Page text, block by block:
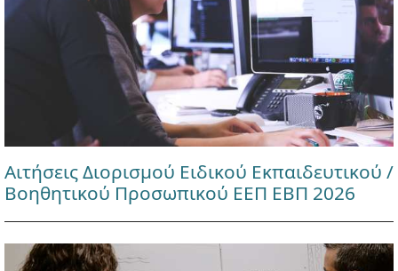
Αιτήσεις Διορισμού Ειδικού Εκπαιδευτικού /
Βοηθητικού Προσωπικού ΕΕΠ ΕΒΠ 2026